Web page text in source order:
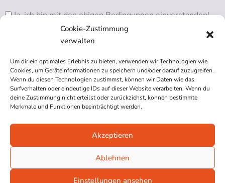
Cookie-Zustimmung
verwalten
Um dir ein optimales Erlebnis zu bieten, verwenden wir Technologien wie
Cookies, um Geräteinformationen zu speichern und/oder darauf zuzugreifen.
Wenn du diesen Technologien zustimmst, können wir Daten wie das
Surfverhalten oder eindeutige IDs auf dieser Website verarbeiten. Wenn du
deine Zustimmung nicht erteilst oder zurückziehst, können bestimmte
Merkmale und Funktionen beeinträchtigt werden.
Akzeptieren
Ablehnen
Einstellungen ansehen
Ja, ich bin mit den obigen Bedingungen einverstanden!
RSS ABONNIEREN
Cookie-Richtlinie (EU)